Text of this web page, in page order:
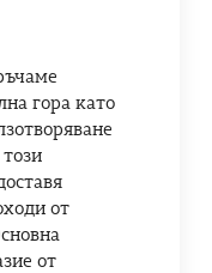
гора като
от
от